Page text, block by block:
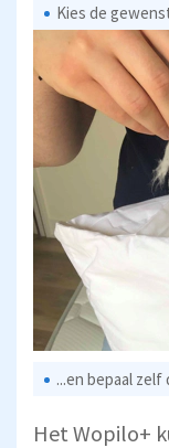
Kies de
...en bepaal
Het Wopilo+